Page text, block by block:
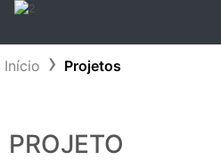
Início Projetos
PROJETO